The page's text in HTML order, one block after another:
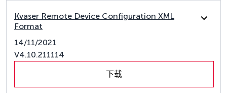
Kvaser Remote Device Configuration XML
Format
14/11/2021
V4.10.211114
下载